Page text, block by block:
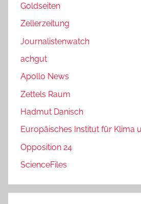
Goldseiten
Zellerzeitung
Journalistenwatch
achgut
Apollo News
Zettels Raum
Hadmut Danisch
Europäisches Institut für Klima
Opposition 24
ScienceFiles